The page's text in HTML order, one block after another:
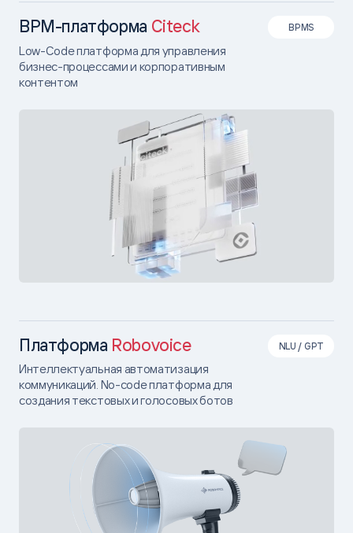
BPM-платформа Citeck BPMS
Low-Code платформа для управления
бизнес-процессами и корпоративным
контентом
Платформа Robovoice NLU / GPT
Интеллектуальная автоматизация
коммуникаций. No-code платформа для
создания текстовых и голосовых ботов